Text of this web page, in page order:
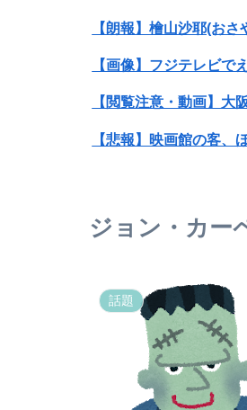
【朗報】檜山沙耶(お
【画像】フジテレビ
【悲報】映画館の客、
【悲報】黒人、卑怯す
【正論】岡田斗司夫「
【画像】私のパンツギ
引きこもりがちなみん
引きこもりがちなみん
ジョン・カー
話題